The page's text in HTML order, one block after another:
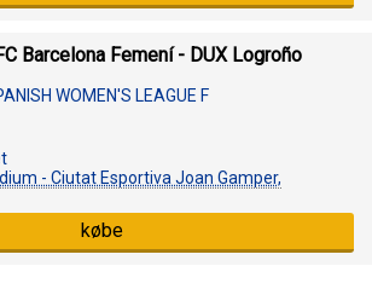
Barcelona Femení - DUX Logroño
WOMEN'S LEAGUE F
- Ciutat Esportiva Joan Gamper,
købe